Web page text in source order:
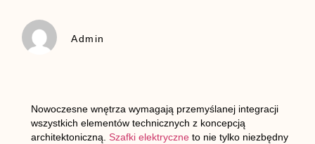
Admin
Nowoczesne wnętrza wymagają przemyślanej integracji
wszystkich elementów technicznych z koncepcją
architektoniczną. Szafki elektryczneto nie tylko niezbędny